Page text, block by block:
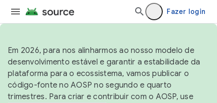
Fazer login
Em 2026, para nos alinharmos ao nosso modelo de
desenvolvimento estável e garantir a estabilidade da
plataforma para o ecossistema, vamos publicar o
código-fonte no AOSP no segundo e quarto
trimestres. Para criar e contribuir com o AOSP, use